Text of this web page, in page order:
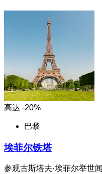
高达 -20%
巴黎
埃菲尔铁塔
参观古斯塔夫·埃菲尔举世